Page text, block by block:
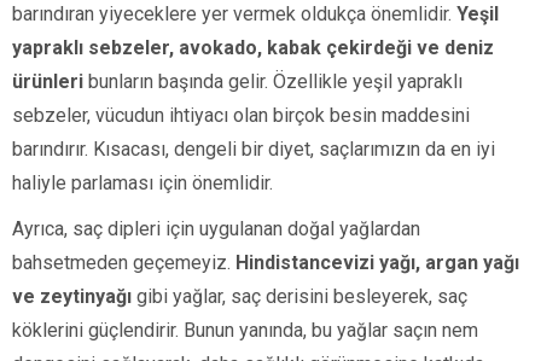
barındıran yiyeceklere yer vermek oldukça önemlidir. Yeşil
yapraklı sebzeler, avokado, kabak çekirdeği ve deniz
ürünleri bunların başında gelir. Özellikle yeşil yapraklı
sebzeler, vücudun ihtiyacı olan birçok besin maddesini
barındırır. Kısacası, dengeli bir diyet, saçlarımızın da en iyi
haliyle parlaması için önemlidir.
Ayrıca, saç dipleri için uygulanan doğal yağlardan
bahsetmeden geçemeyiz. Hindistancevizi yağı, argan yağı
ve zeytinyağı gibi yağlar, saç derisini besleyerek, saç
köklerini güçlendirir. Bunun yanında, bu yağlar saçın nem